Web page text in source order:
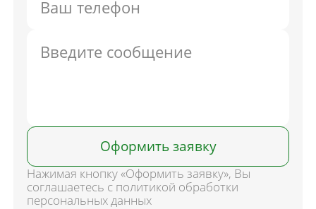
Оформить заявку
Нажимая кнопку «Оформить заявку», Вы
соглашаетесь с политикой обработки
персональных данных